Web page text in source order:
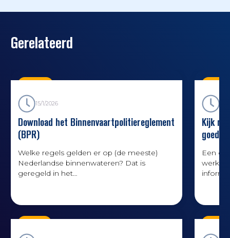
Gerelateerd
15/1/2026
Download het Binnenvaartpolitiereglement
(BPR)
Welke regels gelden er op (de meeste)
Nederlandse binnenwateren? Dat is
geregeld in het
versie van het BPR (op papier of digitaal)
aan boord hebben. Je kunt jouw versie van
Kijk
goede
Een
werk.
goed
route-